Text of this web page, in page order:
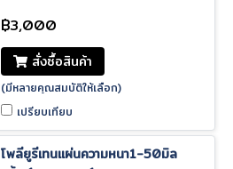
ดีกว่ายางทั่วไป เหมาะสำหรับงาน
฿3,000
สั่งซื้อสินค้า
(มีหลายคุณสมบัติให้เลือก)
เปรียบเทียบ
โพลียูรีเทนแผ่นความหนา1-50มิล